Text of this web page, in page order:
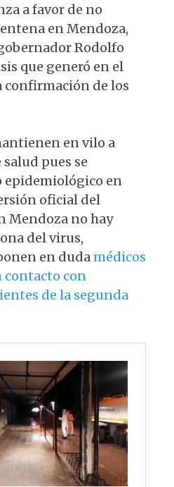
a favor de no
en Mendoza,
Rodolfo
que generó en el
confirmación de los
en vilo a
pues se
epidemiológico en
oficial del
Mendoza no hay
del virus,
en dudamédicos
contacto con
de la segunda